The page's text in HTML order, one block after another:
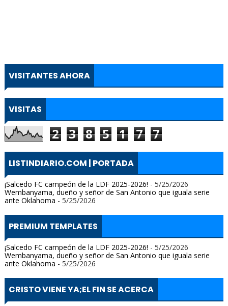
VISITANTES AHORA
VISITAS
2 3 8 5 1 7 7
LISTINDIARIO.COM | PORTADA
¡Salcedo FC campeón de la LDF 2025-2026! - 5/25/2026
Wembanyama, dueño y señor de San Antonio que iguala serie
ante Oklahoma - 5/25/2026
PREMIUM TEMPLATES
¡Salcedo FC campeón de la LDF 2025-2026! - 5/25/2026
Wembanyama, dueño y señor de San Antonio que iguala serie
ante Oklahoma - 5/25/2026
CRISTO VIENE YA;EL FIN SE ACERCA